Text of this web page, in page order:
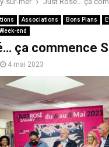
Associations Bons Plans
Week-end
ça commence
4 mai 2023